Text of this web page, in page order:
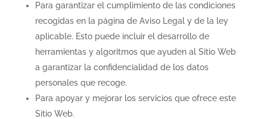
Para garantizar el cumplimiento de las condiciones
recogidas en la página de Aviso Legal y de la ley
aplicable. Esto puede incluir el desarrollo de
herramientas y algoritmos que ayuden al Sitio Web
a garantizar la confidencialidad de los datos
personales que recoge.
Para apoyar y mejorar los servicios que ofrece este
Sitio Web.